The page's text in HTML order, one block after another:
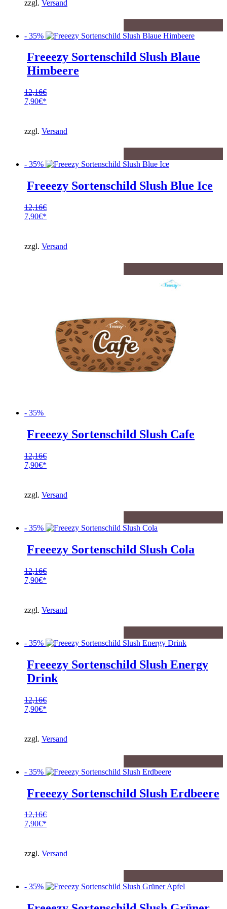
4,90€.
zzgl. Versand
- 35%
Freeezy Sortenschild Slush Blaue
Himbeere
12,16€
Ursprünglicher
12,16€
7,90€
ist:
7,90€.
zzgl. Versand
- 35%
Freeezy Sortenschild Slush Blue Ice
12,16€
Ursprünglicher
12,16€
7,90€
ist:
7,90€.
zzgl. Versand
- 35%
Freeezy Sortenschild Slush Cafe
12,16€
Ursprünglicher
12,16€
7,90€
ist:
7,90€.
zzgl. Versand
- 35%
Freeezy Sortenschild Slush Cola
12,16€
Ursprünglicher
12,16€
7,90€
ist:
7,90€.
zzgl. Versand
- 35%
Freeezy Sortenschild Slush Energy
Drink
12,16€
Ursprünglicher
12,16€
7,90€
ist:
7,90€.
zzgl. Versand
- 35%
Freeezy Sortenschild Slush Erdbeere
12,16€
Ursprünglicher
12,16€
7,90€
ist:
7,90€.
zzgl. Versand
- 35%